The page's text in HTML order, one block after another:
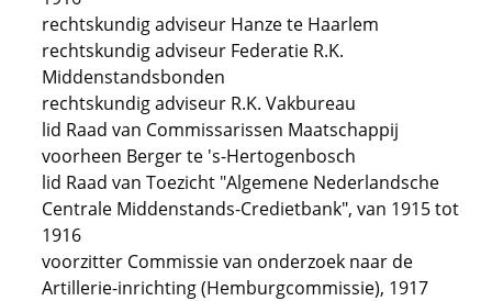
rechtskundig adviseur Hanze te Haarlem
rechtskundig adviseur Federatie R.K.
Middenstandsbonden
rechtskundig adviseur R.K. Vakbureau
lid Raad van Commissarissen Maatschappij
voorheen Berger te 's-Hertogenbosch
lid Raad van Toezicht "Algemene Nederlandsche
Centrale Middenstands-Credietbank", van 1915 tot
1916
voorzitter Commissie van onderzoek naar de
Artillerie-inrichting (Hemburgcommissie), 1917